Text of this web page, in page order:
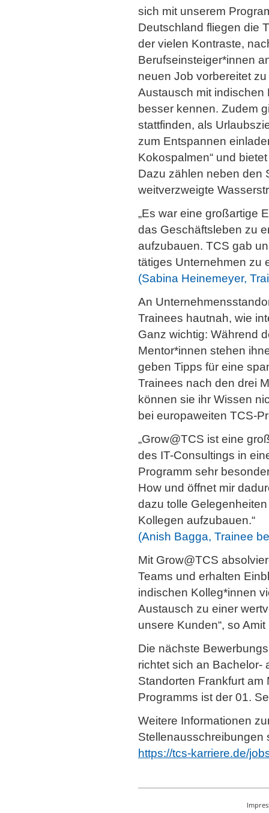
sich mit unserem
Deutschland fliegen die
der vielen Kontraste,
Berufseinsteiger*innen
neuen Job vorbereitet
Austausch mit indischen
besser kennen. Zudem
stattfinden, als
zum Entspannen
Kokospalmen“ und
Dazu zählen neben den
weitverzweigte
„Es war eine großartige
das Geschäftsleben zu
aufzubauen. TCS gab
tätiges Unternehmen zu
(Sabina Heinemeyer,
An
Trainees hautnah, wie
Ganz wichtig: Während
Mentor*innen stehen
geben Tipps für eine
Trainees nach den drei
können sie ihr Wissen
bei europaweiten TCS-
„Grow@TCS ist eine
des IT-Consultings in
Programm sehr
How und öffnet mir
dazu tolle
Kollegen aufzubauen.“
(Anish Bagga, Trainee
Mit Grow@TCS
Teams und erhalten
indischen Kolleg*innen
Austausch zu einer
unsere Kunden“, so
Die nächste
richtet sich an Bachelor-
Standorten Frankfurt
Programms ist der 01.
Weitere Informationen
Stellenausschreibungen
https://tcs-karriere.de/